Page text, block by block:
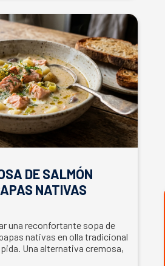
DE SALMÓN
NATIVAS
una reconfortante sopa de
nativas en olla tradicional
Una alternativa cremosa,